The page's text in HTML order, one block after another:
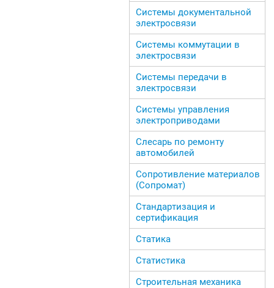
Системы документальной
электросвязи
Системы коммутации в
электросвязи
Системы передачи в
электросвязи
Системы управления
электроприводами
Слесарь по ремонту
автомобилей
Сопротивление материалов
(Сопромат)
Стандартизация и
сертификация
Статика
Статистика
Строительная механика